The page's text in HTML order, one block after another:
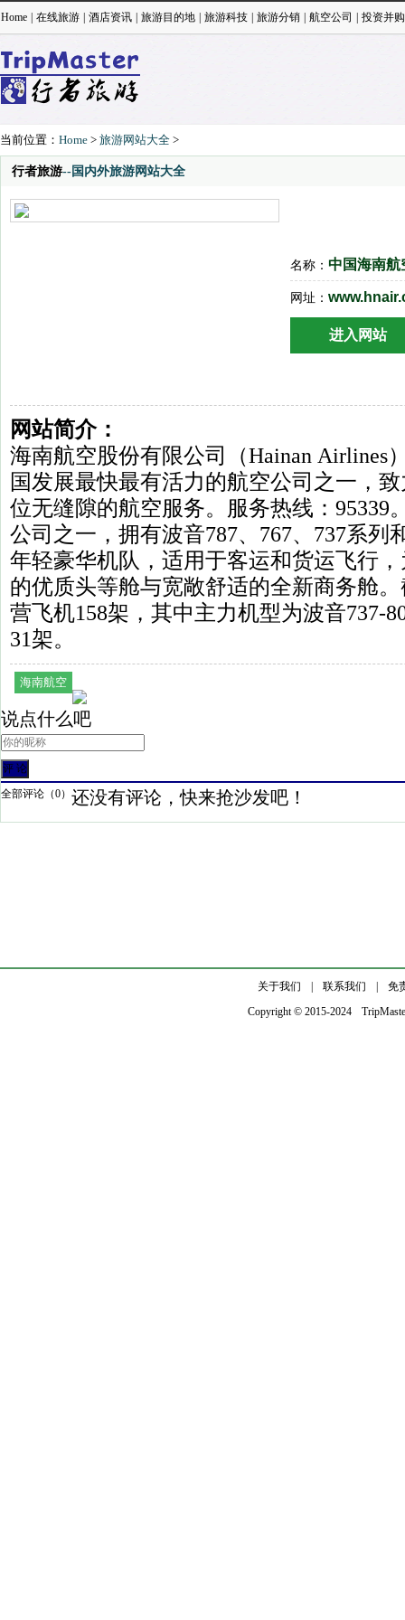
Home 在线旅游 酒店资讯 旅游目的地 旅游科技 旅游分销 航空公司 投资并购
当前位置： Home > 旅游网站大全 >
行者旅游--国内外旅游网站大全
名称： 中国海南
网址：
进入网站
网站简介：
海南航空股份有限公司（Hainan Airlines
国发展最快最有活力的航空公司之一，
位无缝隙的航空服务。服务热线：95339
公司之一，拥有波音787、767、737系列
年轻豪华机队，适用于客运和货运飞行
的优质头等舱与宽敞舒适的全新商务舱
营飞机158架，其中主力机型为波音737-
31架。
海南航空
说点什么吧
全部评论（0） 还没有评论，快来抢沙发吧！
关于我们 联系我们
免
Copyright © 2015-2024